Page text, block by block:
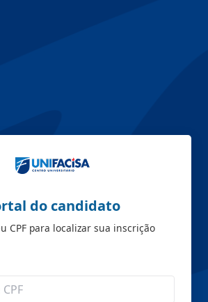
do candidato
CPF para localizar sua inscrição